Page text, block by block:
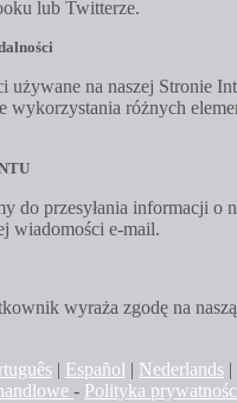
lub Twitterze.
używane na naszej Stronie
wykorzystania różnych
do przesyłania informacji
wiadomości e-mail.
wyraża zgodę na
| Español | Nederlands |
- Polityka